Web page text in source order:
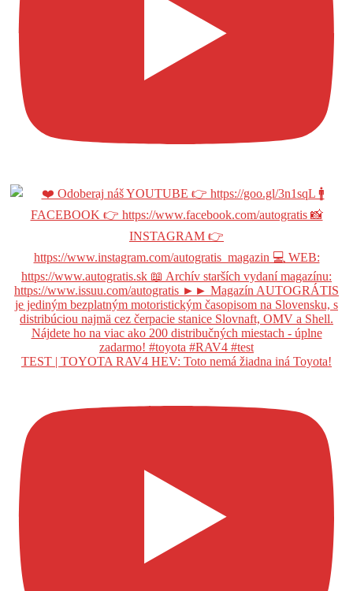
TEST | TOYOTA RAV4 HEV: Toto nemá žiadna iná Toyota!